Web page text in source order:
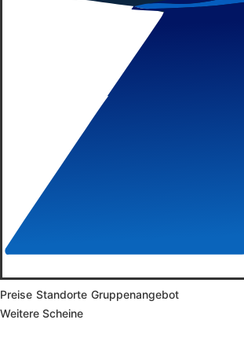
Preise Standorte Gruppenangebot
Weitere Scheine